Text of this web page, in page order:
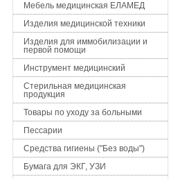
Мебель медицинская ЕЛАМЕД
Изделия медицинской техники
Изделия для иммобилизации и
первой помощи
Инструмент медицинский
Стерильная медицинская
продукция
Товары по уходу за больными
Пессарии
Средства гигиены ("Без воды")
Бумага для ЭКГ, УЗИ